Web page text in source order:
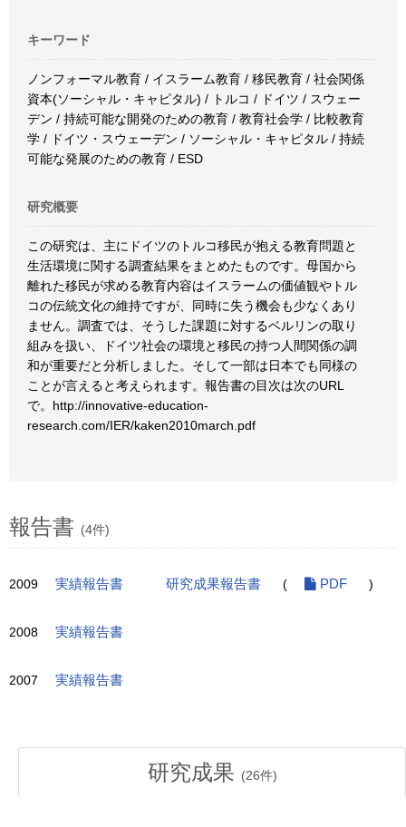
キーワード
ノンフォーマル教育 / イスラーム教育 / 移民教育 / 社会関係
資本(ソーシャル・キャピタル) / トルコ / ドイツ / スウェー
デン / 持続可能な開発のための教育 / 教育社会学 / 比較教育
学 / ドイツ・スウェーデン / ソーシャル・キャピタル / 持続
可能な発展のための教育 / ESD
研究概要
この研究は、主にドイツのトルコ移民が抱える教育問題と
生活環境に関する調査結果をまとめたものです。母国から
離れた移民が求める教育内容はイスラームの価値観やトル
コの伝統文化の維持ですが、同時に失う機会も少なくあり
ません。調査では、そうした課題に対するベルリンの取り
組みを扱い、ドイツ社会の環境と移民の持つ人間関係の調
和が重要だと分析しました。そして一部は日本でも同様の
ことが言えると考えられます。報告書の目次は次のURL
で。http://innovative-education-
research.com/IER/kaken2010march.pdf
報告書 (4件)
2009 実績報告書 研究成果報告書 ( PDF )
2008 実績報告書
2007 実績報告書
研究成果 (26件)